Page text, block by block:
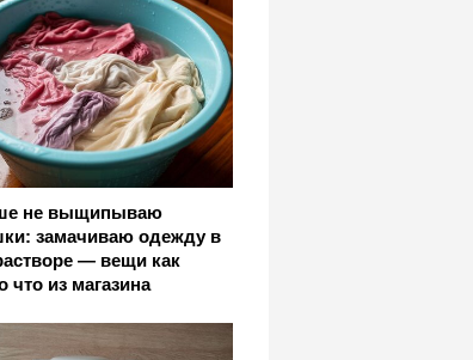
не выщипываю
замачиваю одежду в
— вещи как
что из магазина